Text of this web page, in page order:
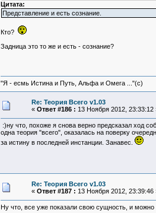
Цитата:
Представление и есть сознание.
Кто?
Задница это то же и есть - сознание?
"Я - есмь Истина и Путь, Альфа и Омега ..."(с)
Re: Теория Всего v1.03
« Ответ #186 : 13 Ноября 2012, 23:33:12
:)ну что, похоже я снова верно предсказал ход
одна теория "всего", оказалась на поверку
за истину в последней инстанции. Занавес.
Re: Теория Всего v1.03
« Ответ #187 : 13 Ноября 2012, 23:39:46
Ну что, все уже показали свою сущность, и